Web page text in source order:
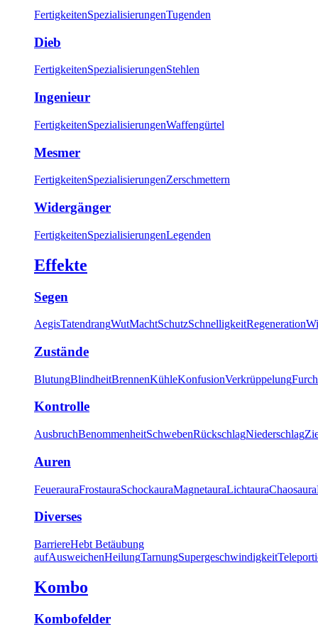
FertigkeitenSpezialisierungenTugenden
Dieb
FertigkeitenSpezialisierungenStehlen
Ingenieur
FertigkeitenSpezialisierungenWaffengürtel
Mesmer
FertigkeitenSpezialisierungenZerschmettern
Widergänger
FertigkeitenSpezialisierungenLegenden
Effekte
Segen
AegisTatendrangWutMachtSchutzSchnelligkeitRegeneration
Zustände
BlutungBlindheitBrennenKühleKonfusionVerkrüppelung
Kontrolle
AusbruchBenommenheitSchwebenRückschlagNiederschlag
Auren
FeuerauraFrostauraSchockauraMagnetauraLichtauraChaosaura
Diverses
BarriereHebt Betäubung
aufAusweichenHeilungTarnungSupergeschwindigkeit
Kombo
Kombofelder